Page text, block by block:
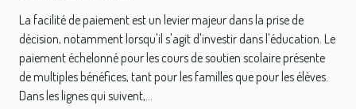
La facilité de paiement est un levier majeur dans la prise de
décision, notamment lorsqu'il s'agit d'investir dans l'éducation. Le
paiement échelonné pour les cours de soutien scolaire présente
de multiples bénéfices, tant pour les familles que pour les élèves.
Dans les lignes qui suivent,...